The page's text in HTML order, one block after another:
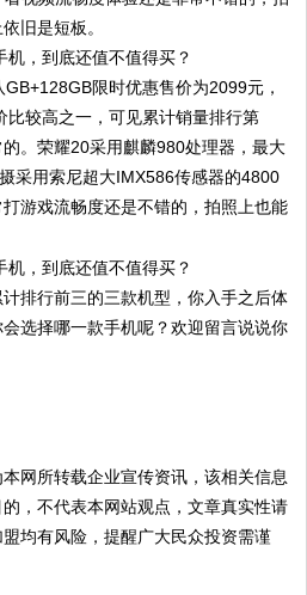
旧是短板。
限时优惠售价为2099元，
较高之一，可见累计销量排行第
。荣耀20采用麒麟980处理器，最大
采用索尼超大IMX586传感器的4800
游戏流畅度还是不错的，拍照上也能
排行前三的三款机型，你入手之后体
选择哪一款手机呢？欢迎留言说说你
网所转载企业宣传资讯，该相关信息
，不代表本网站观点，文章真实性请
均有风险，提醒广大民众投资需谨